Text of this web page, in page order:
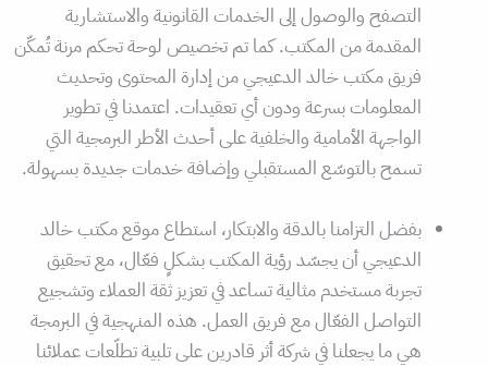
التصفح والوصول إلى الخدمات القانونية والاستشارية
المقدمة من المكتب. كما تم تخصيص لوحة تحكم مرنة تُمكّن
فريق مكتب خالد الدعيجي من إدارة المحتوى وتحديث
المعلومات بسرعة ودون أي تعقيدات. اعتمدنا في تطوير
الواجهة الأمامية والخلفية على أحدث الأطر البرمجية التي
تسمح بالتوسّع المستقبلي وإضافة خدمات جديدة بسهولة.
بفضل التزامنا بالدقة والابتكار، استطاع موقع مكتب خالد
الدعيجي أن يجسّد رؤية المكتب بشكلٍ فعّال، مع تحقيق
تجربة مستخدم مثالية تساعد في تعزيز ثقة العملاء وتشجيع
التواصل الفعّال مع فريق العمل. هذه المنهجية في البرمجة
هي ما يجعلنا في شركة أثر قادرين على تلبية تطلّعات عملائنا